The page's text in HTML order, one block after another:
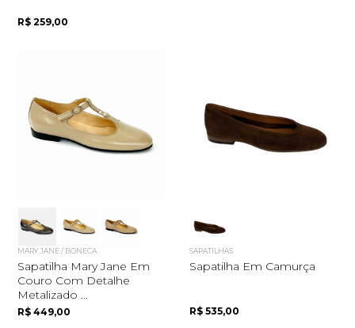
R$ 259,00
MARY JANE / BONECA
Sapatilha Mary Jane Em
Couro Com Detalhe
Metalizado ...
R$ 449,00
SAPATILHAS
Sapatilha Em Camurça
R$ 535,00